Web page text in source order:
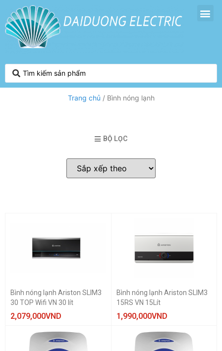
Trang chủ / Bình nóng lạnh
BỘ LỌC
Bình nóng lạnh Ariston SLIM3
30 TOP Wifi VN 30 lít
2,079,000VND
Bình nóng lạnh Ariston SLIM3
15RS VN 15Lít
1,990,000VND